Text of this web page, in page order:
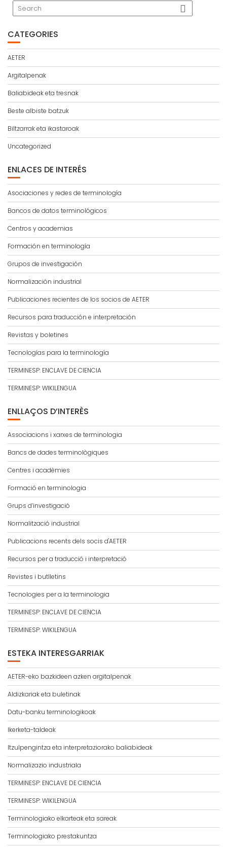
CATEGORIES
AETER
Argitalpenak
Baliabideak eta tresnak
Beste albiste batzuk
Biltzarrak eta ikastaroak
Uncategorized
ENLACES DE INTERÉS
Asociaciones y redes de terminología
Bancos de datos terminológicos
Centros y academias
Formación en terminología
Grupos de investigación
Normalización industrial
Publicaciones recientes de los socios de AETER
Recursos para traducción e interpretación
Revistas y boletines
Tecnologías para la terminología
TERMINESP: ENCLAVE DE CIENCIA
TERMINESP: WIKILENGUA
ENLLAÇOS D’INTERÈS
Associacions i xarxes de terminologia
Bancs de dades terminològiques
Centres i acadèmies
Formació en terminologia
Grups d’investigació
Normalització industrial
Publicacions recents dels socis d'AETER
Recursos per a traducció i interpretació
Revistes i butlletins
Tecnologies per a la terminologia
TERMINESP: ENCLAVE DE CIENCIA
TERMINESP: WIKILENGUA
ESTEKA INTERESGARRIAK
AETER-eko bazkideen azken argitalpenak
Aldizkariak eta buletinak
Datu-banku terminologikoak
Ikerketa-taldeak
Itzulpengintza eta interpretaziorako baliabideak
Normalizazio industriala
TERMINESP: ENCLAVE DE CIENCIA
TERMINESP: WIKILENGUA
Terminologiako elkarteak eta sareak
Terminologiako prestakuntza